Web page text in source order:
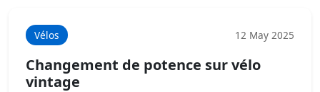
Vélos 12 May 2025
Changement de potence sur vélo
vintage